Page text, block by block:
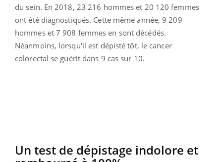
du sein. En 2018, 23 216 hommes et 20 120 femmes
ont été diagnostiqués. Cette même année, 9 209
hommes et 7 908 femmes en sont décédés.
Néanmoins, lorsqu'il est dépisté tôt, le cancer
colorectal se guérit dans 9 cas sur 10.
Un test de dépistage indolore et